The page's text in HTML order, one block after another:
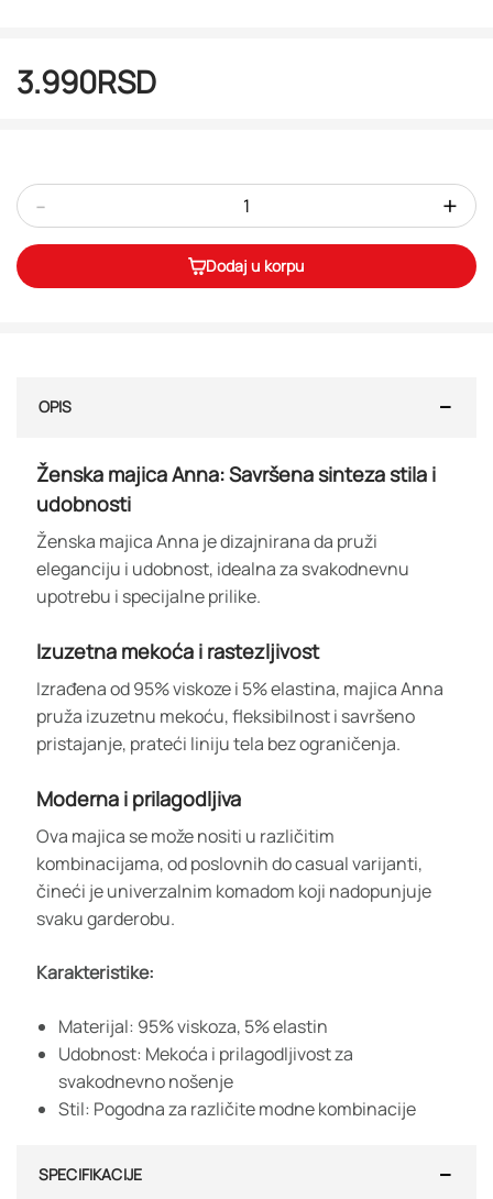
3.990RSD
- +
Dodaj u korpu
OPIS
Ženska majica Anna: Savršena sinteza stila i
udobnosti
Ženska majica Anna je dizajnirana da pruži
eleganciju i udobnost, idealna za svakodnevnu
upotrebu i specijalne prilike.
Izuzetna mekoća i rastezljivost
Izrađena od 95% viskoze i 5% elastina, majica Anna
pruža izuzetnu mekoću, fleksibilnost i savršeno
pristajanje, prateći liniju tela bez ograničenja.
Moderna i prilagodljiva
Ova majica se može nositi u različitim
kombinacijama, od poslovnih do casual varijanti,
čineći je univerzalnim komadom koji nadopunjuje
svaku garderobu.
Karakteristike:
Materijal: 95% viskoza, 5% elastin
Udobnost: Mekoća i prilagodljivost za
svakodnevno nošenje
Stil: Pogodna za različite modne kombinacije
SPECIFIKACIJE